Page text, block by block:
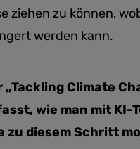
ziehen zu können,
werden kann.
Climate
wie man mit KI-
zu diesem Schritt